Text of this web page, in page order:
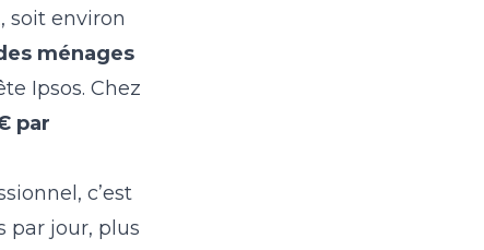
soit environ
ménages
Ipsos. Chez
par
c’est
par jour, plus